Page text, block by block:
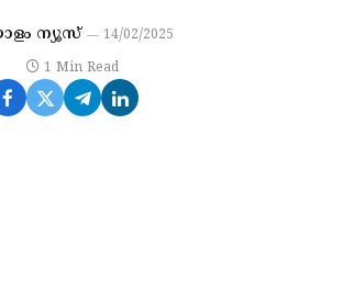
ന്യൂസ് 14/02/2025
1 Min Read